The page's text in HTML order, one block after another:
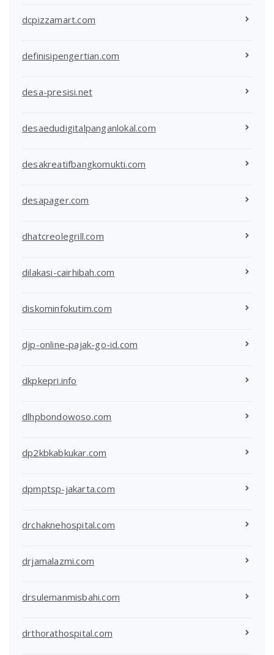
dcpizzamart.com
definisipengertian.com
desa-presisi.net
desaedudigitalpanganlokal.com
desakreatifbangkomukti.com
desapager.com
dhatcreolegrill.com
dilakasi-cairhibah.com
diskominfokutim.com
djp-online-pajak-go-id.com
dkpkepri.info
dlhpbondowoso.com
dp2kbkabkukar.com
dpmptsp-jakarta.com
drchaknehospital.com
drjamalazmi.com
drsulemanmisbahi.com
drthorathospital.com